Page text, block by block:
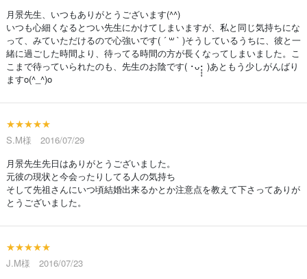
月景先生、いつもありがとうございます(^^)
いつも心細くなるとつい先生にかけてしまいますが、私と同じ気持ちにな
って、みていただけるので心強いです( ´ ꒳ ` )そうしているうちに、彼と一
緒に過ごした時間より、待ってる時間の方が長くなってしまいました。こ
こまで待っていられたのも、先生のお陰です( ･ᴗ･̥̥̥ )あともう少しがんばり
ますo(^_^)o
★★★★★
S.M様 2016/07/29
月景先生先日はありがとうございました。
元彼の現状と今会ったりしてる人の気持ち
そして先祖さんにいつ頃結婚出来るかとか注意点を教えて下さってありが
とうございました。
★★★★★
J.M様 2016/07/23